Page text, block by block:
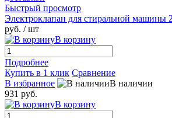
Быстрый просмотр
Электроклапан для стиральной машины
руб. / шт
В корзину
Подробнее
Купить в 1 клик Сравнение
В избранное
В наличии
931 руб.
В корзину